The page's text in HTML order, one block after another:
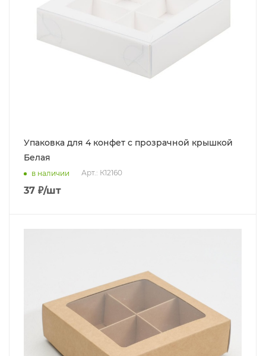
Упаковка для 4 конфет с прозрачной крышкой
Белая
в наличии Арт.: К12160
37 ₽/шт